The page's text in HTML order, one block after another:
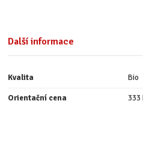
Další informace
Kvalita Bio
Orientační cena 333